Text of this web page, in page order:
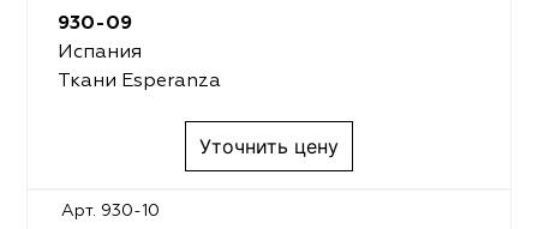
930-09
Испания
Ткани Esperanza
Уточнить цену
Арт. 930-10